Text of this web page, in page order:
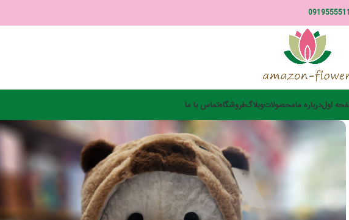
اولدرباره مامحصولاتوبلاگفروشگاهتماس با ما